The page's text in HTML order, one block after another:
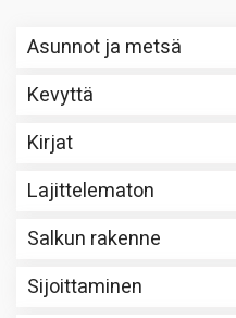
Asunnot ja metsä
Kevyttä
Kirjat
Lajittelematon
Salkun rakenne
Sijoittaminen